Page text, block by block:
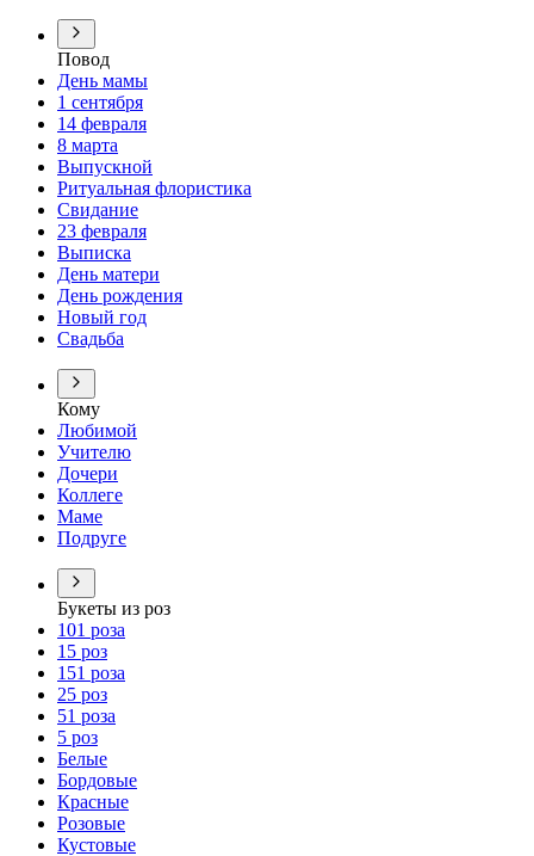
Повод
День мамы
1 сентября
14 февраля
8 марта
Выпускной
Ритуальная флористика
Свидание
23 февраля
Выписка
День матери
День рождения
Новый год
Свадьба
Кому
Любимой
Учителю
Дочери
Коллеге
Маме
Подруге
Букеты из роз
101 роза
15 роз
151 роза
25 роз
51 роза
5 роз
Белые
Бордовые
Красные
Розовые
Кустовые